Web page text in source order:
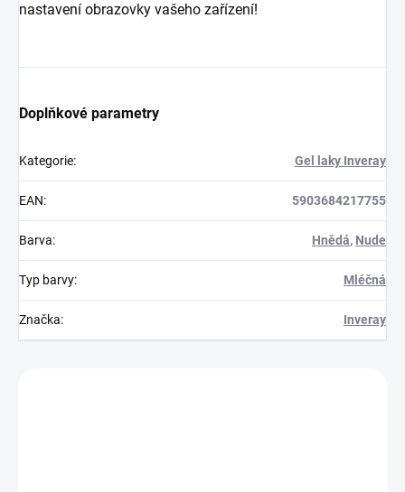
nastavení obrazovky vašeho zařízení!
Doplňkové parametry
Kategorie: Gel laky Inveray
EAN: 5903684217755
Barva: Hnědá, Nude
Typ barvy: Mléčná
Značka: Inveray